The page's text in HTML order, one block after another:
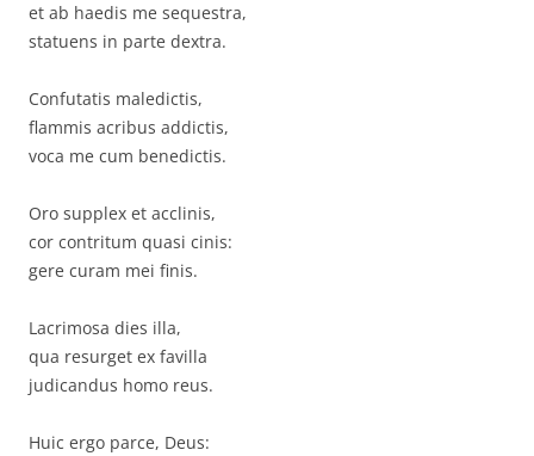
et ab haedis me sequestra,
statuens in parte dextra.
Confutatis maledictis,
flammis acribus addictis,
voca me cum benedictis.
Oro supplex et acclinis,
cor contritum quasi cinis:
gere curam mei finis.
Lacrimosa dies illa,
qua resurget ex favilla
judicandus homo reus.
Huic ergo parce, Deus: